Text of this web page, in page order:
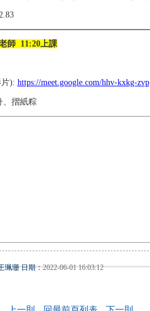
師 11:20上課
): https://meet.google.com/hhv-kxkg-zvp
、摺紙粽
珮珊 日期：2022-06-01 16:03:12